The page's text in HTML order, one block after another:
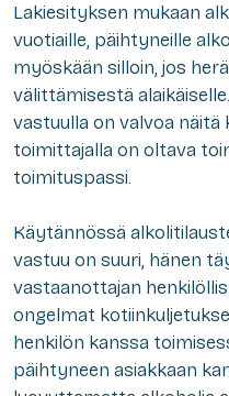
Lakiesityksen mukaan
vuotiaille, päihtyneille
myöskään silloin, jos
välittämisestä
vastuulla on valvoa näitä
toimittajalla on oltava
toimituspassi.
Käytännössä
vastuu on suuri, hänen
vastaanottajan
ongelmat
henkilön kanssa
päihtyneen asiakkaan